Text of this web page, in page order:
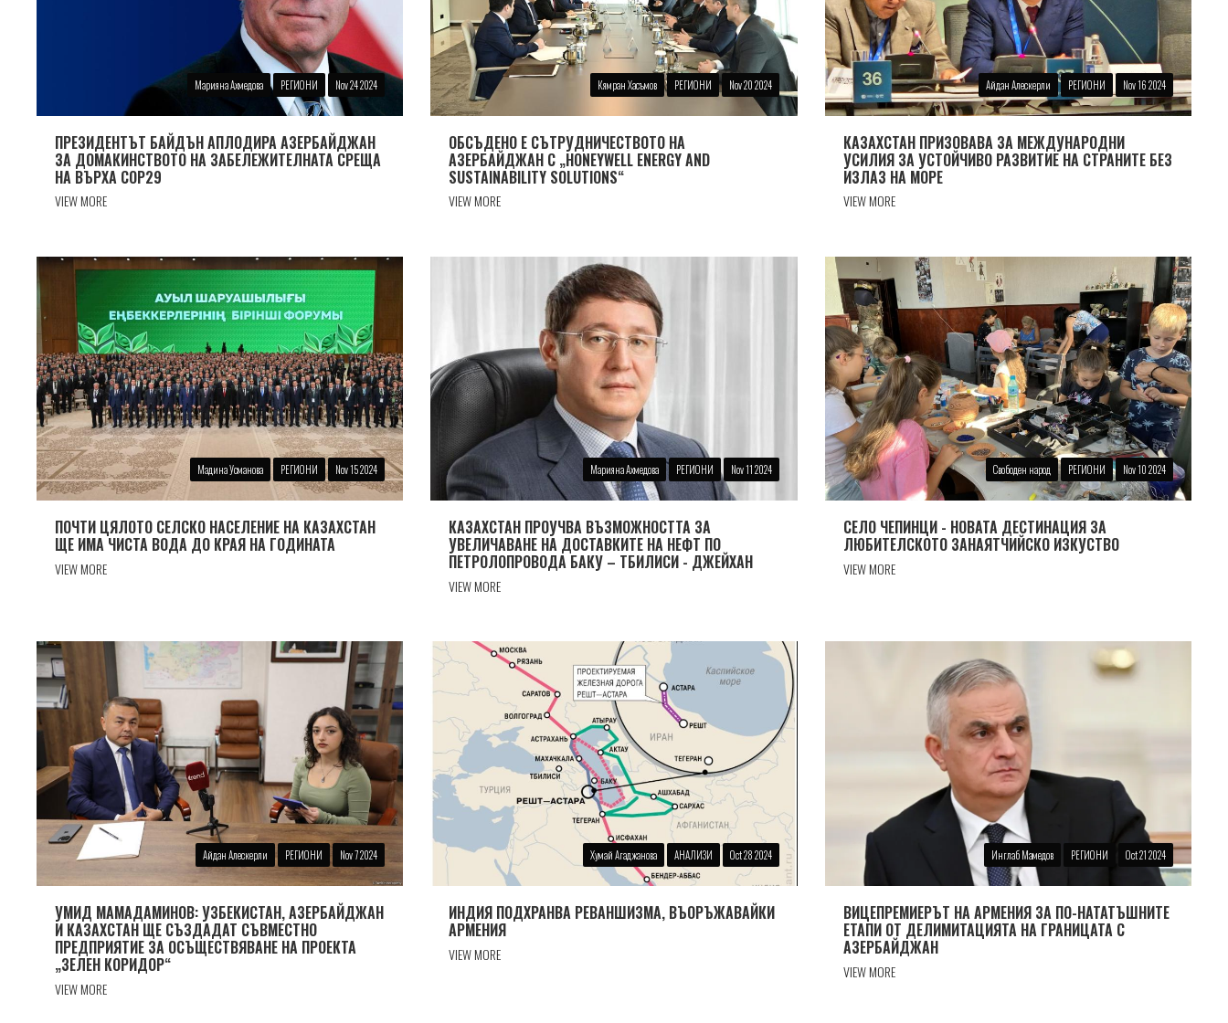
Марияна Ахмедова РЕГИОНИ Nov 24 2024
ПРЕЗИДЕНТЪТ БАЙДЪН АПЛОДИРА АЗЕРБАЙДЖАН
ЗА ДОМАКИНСТВОТО НА ЗАБЕЛЕЖИТЕЛНАТА СРЕЩА
НА ВЪРХА COP29
VIEW MORE
Кямран Хасъмов РЕГИОНИ Nov 20 2024
ОБСЪДЕНО Е СЪТРУДНИЧЕСТВОТО НА
АЗЕРБАЙДЖАН С „HONEYWELL ENERGY AND
SUSTAINABILITY SOLUTIONS“
VIEW MORE
Айдан Алескерли РЕГИОНИ Nov 16 2024
КАЗАХСТАН ПРИЗОВАВА ЗА МЕЖДУНАРОДНИ
УСИЛИЯ ЗА УСТОЙЧИВО РАЗВИТИЕ НА СТРАНИТЕ БЕЗ
ИЗЛАЗ НА МОРЕ
VIEW MORE
Мадина Усманова РЕГИОНИ Nov 15 2024
ПОЧТИ ЦЯЛОТО СЕЛСКО НАСЕЛЕНИЕ НА КАЗАХСТАН
ЩЕ ИМА ЧИСТА ВОДА ДО КРАЯ НА ГОДИНАТА
VIEW MORE
Марияна Ахмедова РЕГИОНИ Nov 11 2024
КАЗАХСТАН ПРОУЧВА ВЪЗМОЖНОСТТА ЗА
УВЕЛИЧАВАНЕ НА ДОСТАВКИТЕ НА НЕФТ ПО
ПЕТРОЛОПРОВОДА БАКУ – ТБИЛИСИ - ДЖЕЙХАН
VIEW MORE
Свободен народ РЕГИОНИ Nov 10 2024
СЕЛО ЧЕПИНЦИ - НОВАТА ДЕСТИНАЦИЯ ЗА
ЛЮБИТЕЛСКОТО ЗАНАЯТЧИЙСКО ИЗКУСТВО
VIEW MORE
Айдан Алескерли РЕГИОНИ Nov 7 2024
УМИД МАМАДАМИНОВ: УЗБЕКИСТАН, АЗЕРБАЙДЖАН
И КАЗАХСТАН ЩЕ СЪЗДАДАТ СЪВМЕСТНО
ПРЕДПРИЯТИЕ ЗА ОСЪЩЕСТВЯВАНЕ НА ПРОЕКТА
„ЗЕЛЕН КОРИДОР“
VIEW MORE
Хумай Агаджанова АНАЛИЗИ Oct 28 2024
ИНДИЯ ПОДХРАНВА РЕВАНШИЗМА, ВЪОРЪЖАВАЙКИ
АРМЕНИЯ
VIEW MORE
Инглаб Мамедов РЕГИОНИ Oct 21 2024
ВИЦЕПРЕМИЕРЪТ НА АРМЕНИЯ ЗА ПО-НАТАТЪШНИТЕ
ЕТАПИ ОТ ДЕЛИМИТАЦИЯТА НА ГРАНИЦАТА С
АЗЕРБАЙДЖАН
VIEW MORE